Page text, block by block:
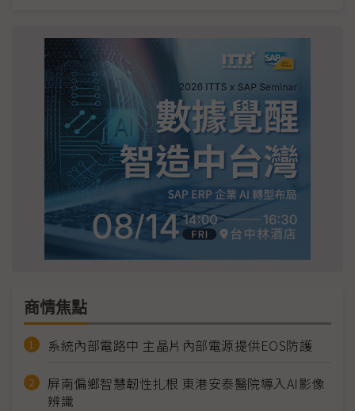
商情焦點
系統內部電路中 主晶片內部電源提供EOS防護
屏南偏鄉智慧韌性扎根 東港安泰醫院導入AI影像
辨識